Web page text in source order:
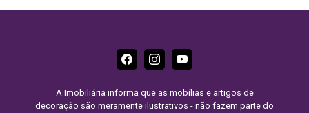
A Imobiliária informa que as mobílias e artigos de
decoração são meramente ilustrativos - não fazem parte do